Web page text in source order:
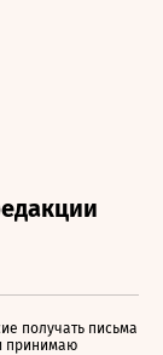
получать письма
принимаю